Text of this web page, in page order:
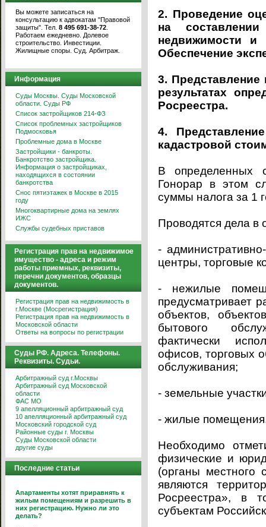
Вы можете записаться на
консультацию к адвокатам "Правовой
защиты". Тел. 8 495 691-38-72
Работаем ежедневно. Долевое
строительство. Инвестиции.
Жилищные споры. Суд. Арбитраж.
Информация
Суды Москвы. Суды Московской
области. Суды РФ
Список застройщиков 214-ФЗ
Список проблемных застройщиков
Подмосковья
Проблемные дома в Москве
Застройщики - банкроты.
Банкротство застройщика.
Информация о застройщиках,
находящихся в состоянии
банкротства
Снос пятиэтажек в Москве в 2015
году
Многоквартирные дома на землях
ИЖС
Службы судебных приставов
Регистрация прав на недвижимое
имущество - адреса и режим
работы приемных, реквизиты,
перечни документов, образцы
документов.
Регистрация прав на недвижимость в
г.Москве (Мосрегистрация)
Регистрация прав на недвижимость в
Московской области
Ответы на вопросы по регистрации
Суды РФ. Адреса. Телефоны.
Реквизиты. Судьи.
Арбитражный суд г.Москвы
Арбитражный суд Московской
области
ФАС МО
9 апелляционный арбитражный суд
10 апелляционный арбитражный суд
Московский городской суд
Районные суды г. Москвы
Суды Московской области
другие суды
Последние статьи
Апартаменты хотят приравнять к
жилым помещениям и разрешить в
них регистрацию. Нужно ли это
делать?
2. Проведение
на
недвижимости и
Обеспечение
3.
результатах
Росреестра.
4.
кадастровой
В определенных
Гонорар в этом
суммы налога за 1
Проводятся дела
-
центры, торговые
- нежилые
предусматривает
объектов,
бытового
фактически
офисов, торговых
обслуживания;
- земельные
- жилые
Необходимо
физические и
(органы местного
являются
Росреестра», в
субъектам